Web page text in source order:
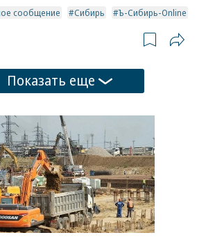
сообщение Сибирь Ъ-Сибирь-Online
Показать еще